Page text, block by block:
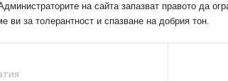
на сайта запазват правото да
ви за толерантност и спазване на добрия тон.